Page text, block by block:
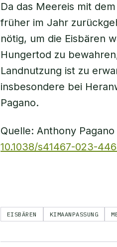
Da das Meereis mit
früher im Jahr
nötig, um die Eisbären
Hungertod zu
Landnutzung ist zu
insbesondere bei
Pagano.
Quelle: Anthony
10.1038/s41467-023-
EISBÄREN KIMAANPASSUNG